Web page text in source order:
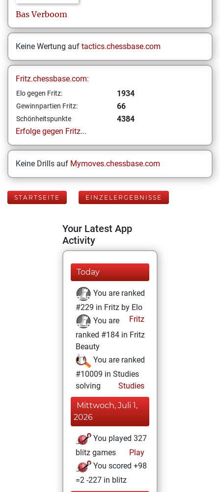
Bas Verboom
Keine Wertung auf tactics.chessbase.com
Fritz.chessbase.com:
Elo gegen Fritz: 1934
Gewinnpartien Fritz: 66
Schönheitspunkte
4384
Erfolge gegen Fritz...
Keine Drills auf Mymoves.chessbase.com
STARTSEITE EINZELERGEBNISSE
Your Latest App
Activity
Today
You are ranked
#229 in Fritz by Elo
Fritz
You are
ranked #184 in Fritz
Beauty
You are ranked
#10009 in Studies
solving
Studies
Mittwoch, Juli 1,
2026
You played 327
blitz games
Play
You scored +98
=2 -227 in blitz